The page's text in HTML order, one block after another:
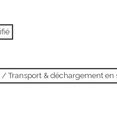
Transport & déchargement en